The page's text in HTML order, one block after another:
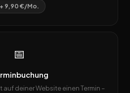
+ 9,90 €/Mo.
📅
deiner Website einen Termin –